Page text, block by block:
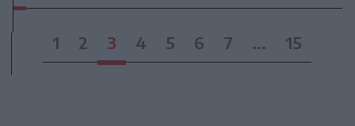
1 2 3 4 5 6 7 ... 15